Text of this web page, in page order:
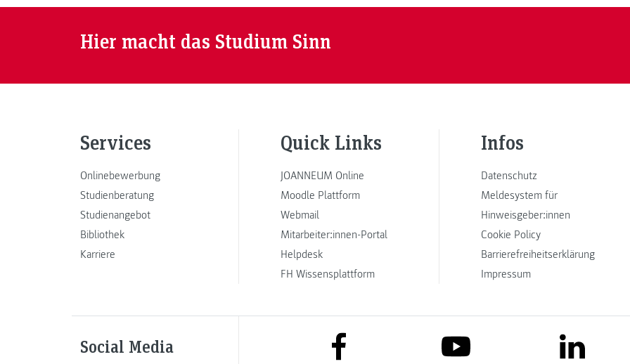
Hier macht das Studium Sinn
Services
Onlinebewerbung
Studienberatung
Studienangebot
Bibliothek
Karriere
Quick Links
JOANNEUM Online
Moodle Plattform
Webmail
Mitarbeiter:innen-Portal
Helpdesk
FH Wissensplattform
Infos
Datenschutz
Meldesystem für
Hinweisgeber:innen
Cookie Policy
Barrierefreiheitserklärung
Impressum
Social Media link to facebook link to youtube link to